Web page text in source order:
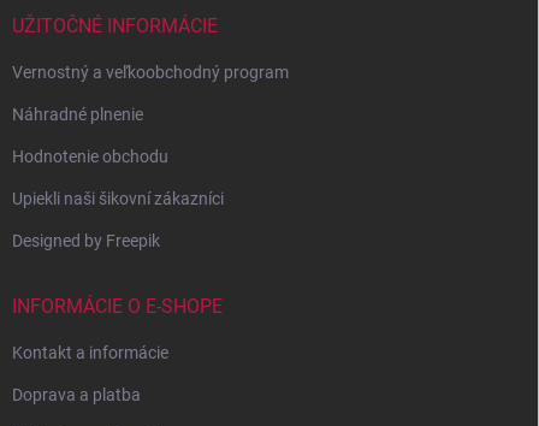
UŽITOČNÉ INFORMÁCIE
Vernostný a veľkoobchodný program
Náhradné plnenie
Hodnotenie obchodu
Upiekli naši šikovní zákazníci
Designed by Freepik
INFORMÁCIE O E-SHOPE
Kontakt a informácie
Doprava a platba